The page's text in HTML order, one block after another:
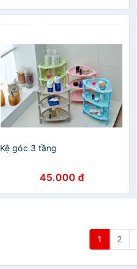
Kệ góc 3 tầng
45.000 đ
1 2